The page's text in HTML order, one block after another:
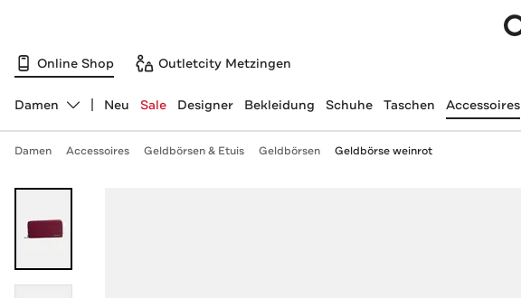
Online Shop Outletcity Metzingen
Abteilung ändern, ausgewählt:
Damen Neu Sale Designer Bekleidung Schuhe Taschen Accessoires
Damen Accessoires Geldbörsen & Etuis Geldbörsen Geldbörse weinrot